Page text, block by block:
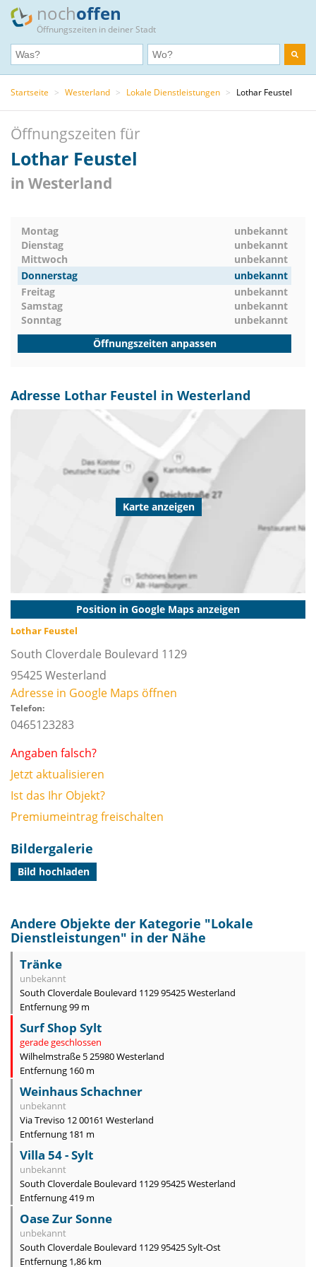
nochoffen
Öffnungszeiten in deiner Stadt
Startseite > Westerland > Lokale Dienstleistungen > Lothar Feustel
Öffnungszeiten für
Lothar Feustel
in Westerland
Montag
unbekannt
Dienstag
unbekannt
Mittwoch
unbekannt
Donnerstag
unbekannt
Freitag
unbekannt
Samstag
unbekannt
Sonntag
unbekannt
Öffnungszeiten anpassen
Adresse Lothar Feustel in Westerland
Karte anzeigen
Position in Google Maps anzeigen
Lothar Feustel
South Cloverdale Boulevard 1129
95425Westerland
Adresse in Google Maps öffnen
Telefon:
0465123283
Angaben falsch?
Jetzt aktualisieren
Ist das Ihr Objekt?
Premiumeintrag freischalten
Bildergalerie
Bild hochladen
Andere Objekte der Kategorie "Lokale
Dienstleistungen" in der Nähe
Tränke
unbekannt
South Cloverdale Boulevard 1129 95425 Westerland
Entfernung 99 m
Surf Shop Sylt
gerade geschlossen
Wilhelmstraße 5 25980 Westerland
Entfernung 160 m
Weinhaus Schachner
unbekannt
Via Treviso 12 00161 Westerland
Entfernung 181 m
Villa 54 - Sylt
unbekannt
South Cloverdale Boulevard 1129 95425 Westerland
Entfernung 419 m
Oase Zur Sonne
unbekannt
South Cloverdale Boulevard 1129 95425 Sylt-Ost
Entfernung 1,86 km